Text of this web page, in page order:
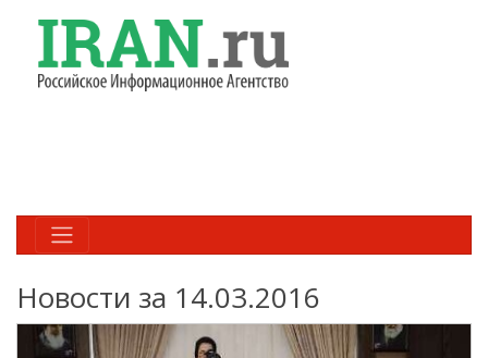
Новости за 14.03.2016